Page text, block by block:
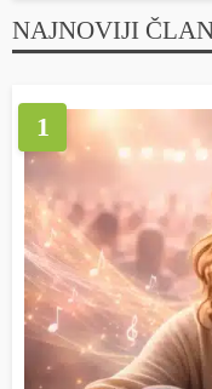
NAJNOVIJI
1